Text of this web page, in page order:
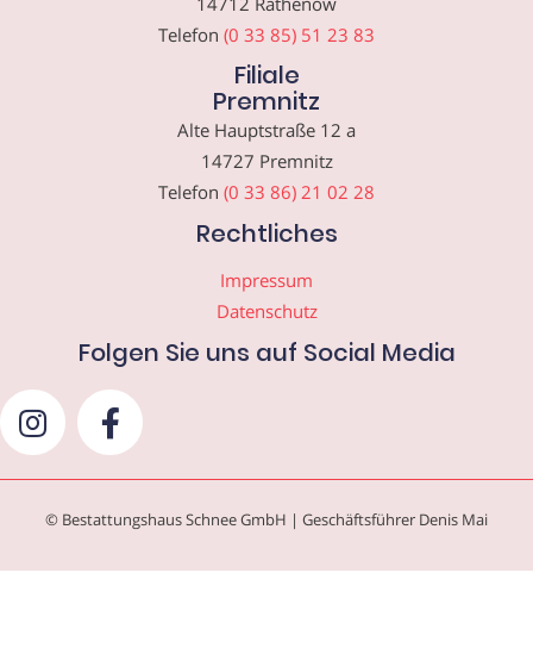
Telefon (0 33 85) 51 23 83
Filiale
Premnitz
Alte Hauptstraße 12 a
14727 Premnitz
Telefon (0 33 86) 21 02 28
Rechtliches
Impressum
Datenschutz
Folgen Sie uns auf Social Media
© Bestattungshaus Schnee GmbH | Geschäftsführer Denis Mai